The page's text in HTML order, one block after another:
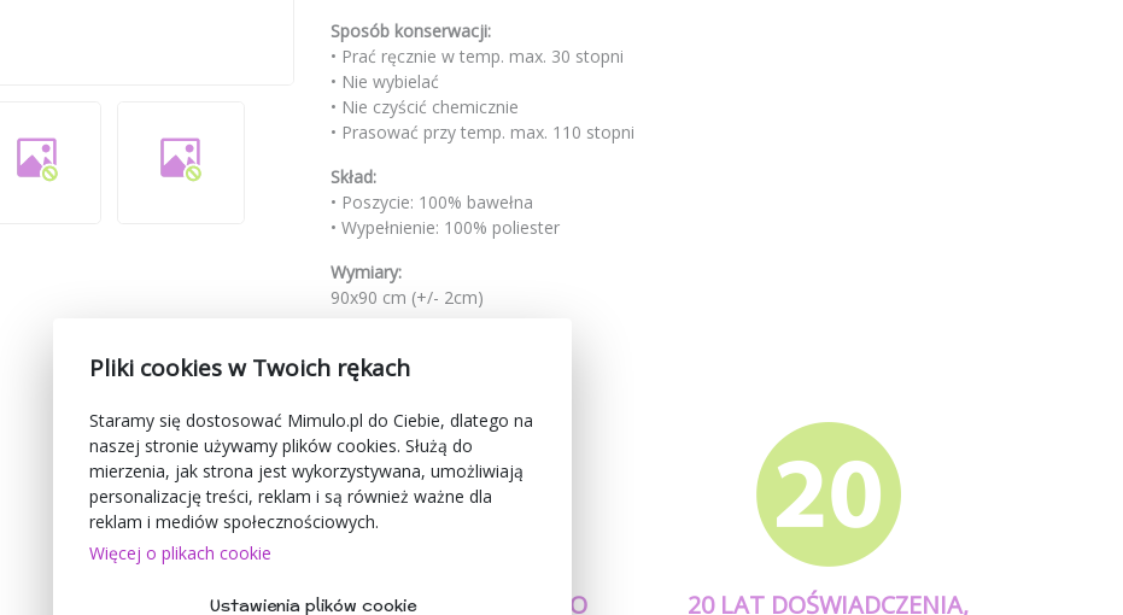
Sposób konserwacji:
• Prać ręcznie w temp. max. 30 stopni
• Nie wybielać
• Nie czyścić chemicznie
• Prasować przy temp. max. 110 stopni
Skład:
• Poszycie: 100% bawełna
• Wypełnienie: 100% poliester
Wymiary:
90x90 cm (+/- 2cm)
Marka
BEZPIECZEŃSTWO 20 LAT DOŚWIADCZENIA,
Pliki cookies w Twoich rękach
Staramy się dostosować Mimulo.pl do Ciebie, dlatego na
naszej stronie używamy plików cookies. Służą do
mierzenia, jak strona jest wykorzystywana, umożliwiają
personalizację treści, reklam i są również ważne dla
reklam i mediów społecznościowych.
Więcej o plikach cookie
Ustawienia plików cookie